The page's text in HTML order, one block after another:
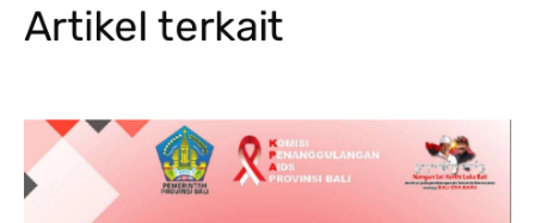
Artikel terkait